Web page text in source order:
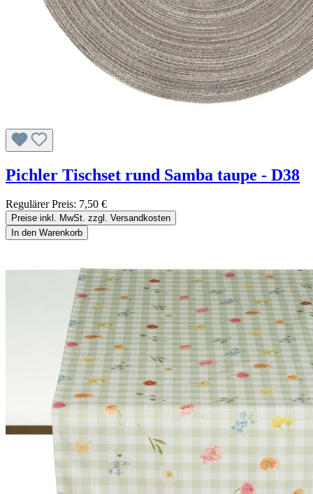
Pichler Tischset rund Samba taupe - D38
Regulärer Preis: 7,50 €
Preise inkl. MwSt. zzgl. Versandkosten
In den Warenkorb